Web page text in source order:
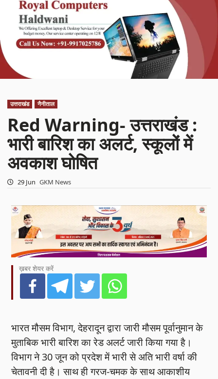
उत्तराखंड नैनीताल
Red Warning- उत्तराखंड :
भारी बारिश का अलर्ट, स्कूलों में
अवकाश घोषित
29 Jun GKM News
ख़बर शेयर करें
भारत मौसम विभाग, देहरादून द्वारा जारी मौसम पूर्वानुमान के
मुताबिक भारी बारिश का रेड अलर्ट जारी किया गया है।
विभाग ने 30 जून को प्रदेश में भारी से अति भारी वर्षा की
चेतावनी दी है। साथ ही गरज-चमक के साथ आकाशीय